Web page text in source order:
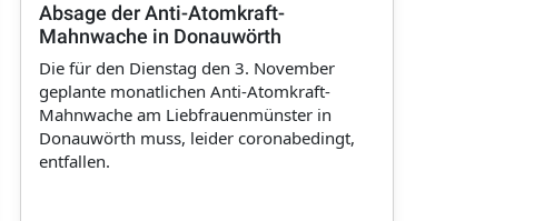
Absage der Anti-Atomkraft-
Mahnwache in Donauwörth
Die für den Dienstag den 3. November
geplante monatlichen Anti-Atomkraft-
Mahnwache am Liebfrauenmünster in
Donauwörth muss, leider coronabedingt,
entfallen.